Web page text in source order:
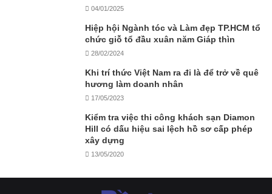
04/01/2025
Hiệp hội Ngành tóc và Làm đẹp TP.HCM tổ
chức giỗ tổ đầu xuân năm Giáp thìn
28/02/2024
Khi trí thức Việt Nam ra đi là để trở về quê
hương làm doanh nhân
17/05/2023
Kiểm tra việc thi công khách sạn Diamon
Hill có dấu hiệu sai lệch hồ sơ cấp phép
xây dựng
13/05/2020